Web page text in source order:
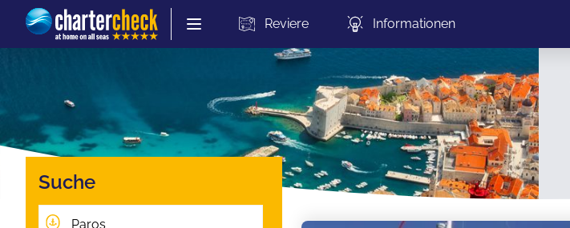
Chartercheck Reviere Informationen
Suche